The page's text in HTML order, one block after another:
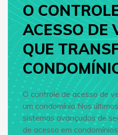
O
ACESSO DE
QUE
O controle de acesso de
um condomínio Nos
sistemas avançados de
de acesso em